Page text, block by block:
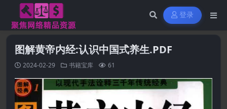
登录
图解黄帝内经:认识中国式养生.PDF
2024-02-29 书籍宝库 61